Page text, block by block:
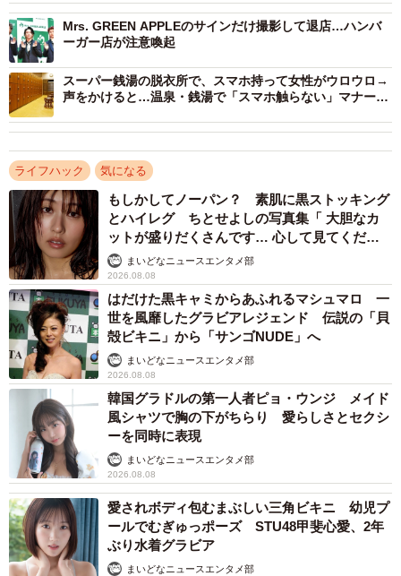
Mrs. GREEN APPLEのサインだけ撮影して退店…ハンバ
ーガー店が注意喚起
スーパー銭湯の脱衣所で、スマホ持って女性がウロウロ→
声をかけると…温泉・銭湯で「スマホ触らない」マナー知
ライフハック 気になる
もしかしてノーパン？ 素肌に黒ストッキング
とハイレグ ちとせよしの写真集「 大胆なカ
ットが盛りだくさんです… 心して見てくださ
い」まいどなニュースエンタメ部
2026.08.08
はだけた黒キャミからあふれるマシュマロ 一
世を風靡したグラビアレジェンド 伝説の「貝
殻ビキニ」から「サンゴNUDE」へ
まいどなニュースエンタメ部
2026.08.08
韓国グラドルの第一人者ピョ・ウンジ メイド
風シャツで胸の下がちらり 愛らしさとセクシ
ーを同時に表現
まいどなニュースエンタメ部
2026.08.08
愛されボディ包むまぶしい三角ビキニ 幼児プ
ールでむぎゅっポーズ STU48甲斐心愛、2年
ぶり水着グラビア
まいどなニュースエンタメ部